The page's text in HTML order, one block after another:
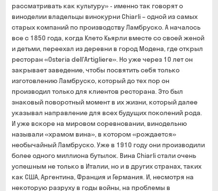
рассматривать как культуру» - именно так говорят о
виноделии владельцы винокурни Chiarli – одной из самых
старых компаний по производству Ламбруско. А началось
все с 1850 года, когда Клето Кьярли вместе со своей женой
и детьми, переехал из деревни в город Модена, где открыл
ресторан «Osteria dell'Artigliere». Но уже через 10 лет он
закрывает заведение, чтобы посвятить себя только
изготовлению Ламбруско, который до тех пор он
производил только для клиентов ресторана. Это был
знаковый поворотный момент в их жизни, который далее
указывал направление для всех будущих поколений рода.
И уже вскоре на мировом соревновании, винодельню
называли «храмом вина», в котором «рождается»
необычайный Ламбруско. Уже в 1910 году они производили
более одного миллиона бутылок. Вина Chiarli стали очень
успешным не только в Италии, но и в других странах, таких
как США, Аргентина, Франция и Германия. И, несмотря на
некоторую разруху в годы войны, на проблемы в